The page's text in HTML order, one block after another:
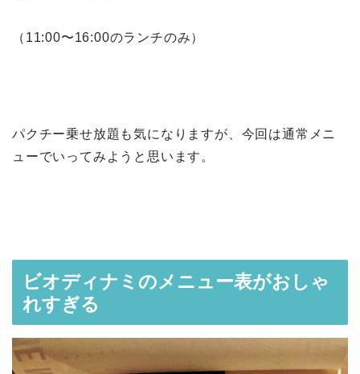
（11:00〜16:00のランチのみ）
パクチー乗せ放題も気になりますが、今回は通常メニ
ューでいってみようと思います。
ビオディナミのメニュー表がおしゃ
れすぎる